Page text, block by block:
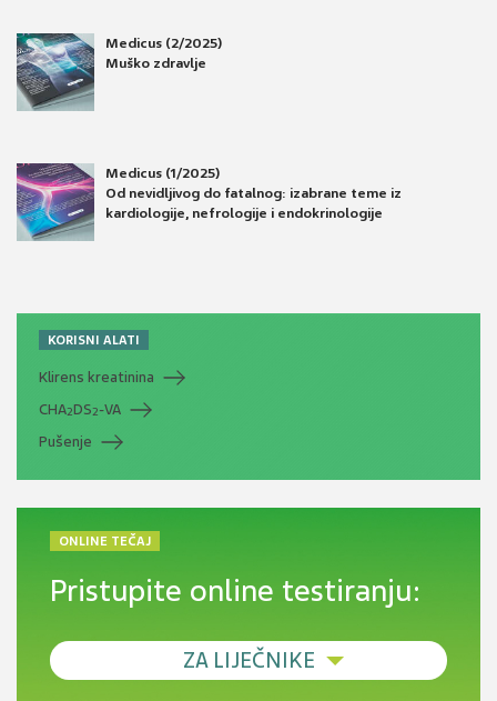
Medicus (2/2025)
Muško zdravlje
Medicus (1/2025)
Od nevidljivog do fatalnog: izabrane teme iz
kardiologije, nefrologije i endokrinologije
KORISNI ALATI
Klirens kreatinina
CHA2DS2-VA
Pušenje
ONLINE TEČAJ
Pristupite online testiranju:
ZA LIJEČNIKE